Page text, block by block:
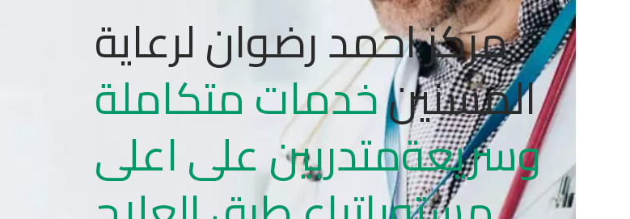
مركز احمد رضوان لرعاية
المسنينخدمات متكاملة
وسريعةمتدربين على اعلى